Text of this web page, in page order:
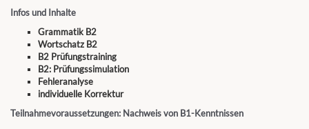
Infos und Inhalte
Grammatik B2
Wortschatz B2
B2 Prüfungstraining
B2: Prüfungssimulation
Fehleranalyse
individuelle Korrektur
Teilnahmevoraussetzungen: Nachweis von B1-Kenntnissen